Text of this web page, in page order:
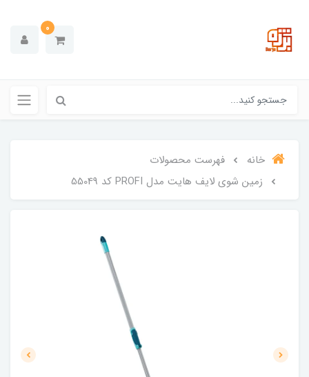
0
خانه
فهرست محصولات
زمین شوی لایف هایت مدل PROFI کد 55049